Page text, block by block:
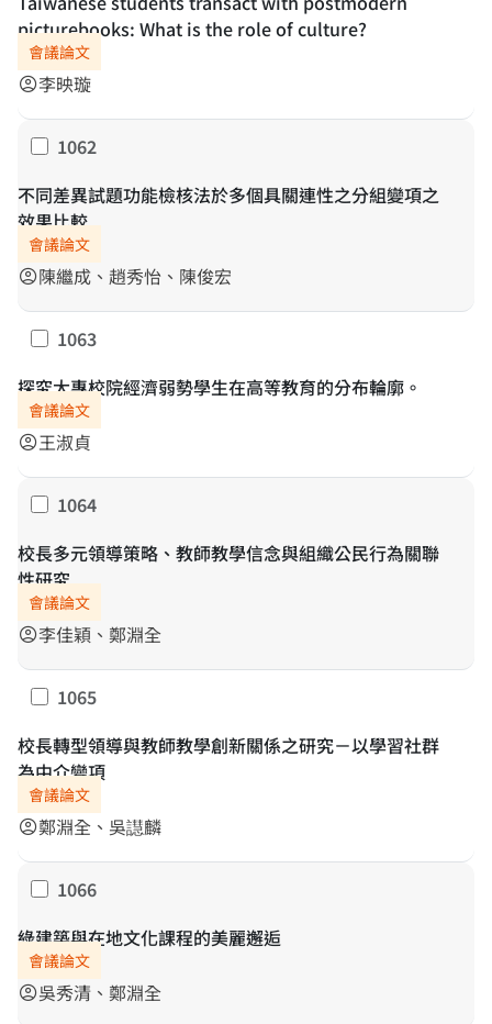
picturebooks: What is the role of culture?
會議論文
account_circle李映璇
勾選1062
不同差異試題功能檢核法於多個具關連性之分組變項之
效果比較
會議論文
account_circle陳繼成、趙秀怡、陳俊宏
勾選1063
探究大專校院經濟弱勢學生在高等教育的分布輪廓。
會議論文
account_circle王淑貞
勾選1064
校長多元領導策略、教師教學信念與組織公民行為關聯
性研究
會議論文
account_circle李佳穎、鄭淵全
勾選1065
校長轉型領導與教師教學創新關係之研究－以學習社群
為中介變項
會議論文
account_circle鄭淵全、吳譿麟
勾選1066
綠建築與在地文化課程的美麗邂逅
會議論文
account_circle吳秀清、鄭淵全